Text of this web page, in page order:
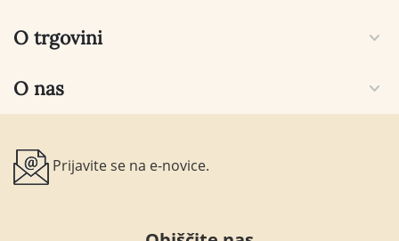
O trgovini
O nas
Prijavite se na e-novice.